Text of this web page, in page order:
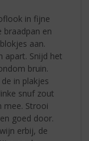
in fijne
en
aan.
apart. Snijd het
bruin.
in plakjes
snuf zout
mee. Strooi
goed door.
erbij, de